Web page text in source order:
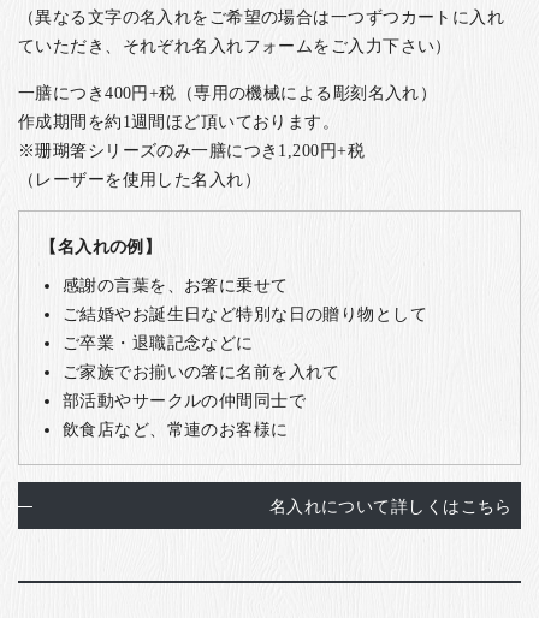
（異なる文字の名入れをご希望の場合は一つずつカートに入れ
ていただき、それぞれ名入れフォームをご入力下さい）
一膳につき400円+税（専用の機械による彫刻名入れ）
作成期間を約1週間ほど頂いております。
※珊瑚箸シリーズのみ一膳につき1,200円+税
（レーザーを使用した名入れ）
【名入れの例】
感謝の言葉を、お箸に乗せて
ご結婚やお誕生日など特別な日の贈り物として
ご卒業・退職記念などに
ご家族でお揃いの箸に名前を入れて
部活動やサークルの仲間同士で
飲食店など、常連のお客様に
名入れについて詳しくはこちら